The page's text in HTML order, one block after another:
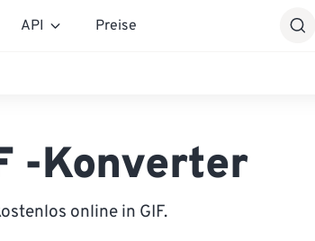
API Preise
-Konverter
online in GIF.